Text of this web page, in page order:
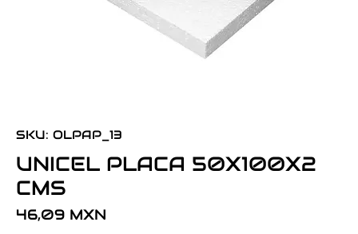
SKU: OLPAP_13
UNICEL PLACA 50X100X2
CMS
46,09 MXN